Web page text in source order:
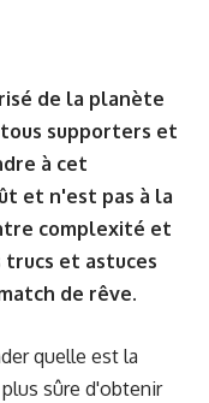
de la planète
supporters et
à cet
et n'est pas à la
complexité et
et astuces
de rêve.
quelle est la
sûre d'obtenir